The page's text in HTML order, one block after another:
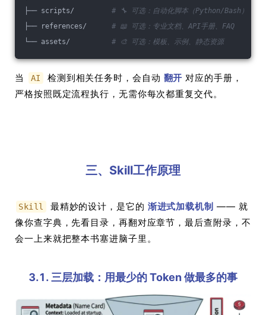
├── scripts/ # 🔧 可选：自动化脚本（Python/Bash）
├── references/ # 📖 可选：专业文档、API手册、FAQ
└── assets/ # 🎨 可选：模板、示例、静态资源
当 AI 检测到相关任务时，会自动 翻开 对应的手册，
严格按照既定流程执行，无需你每次都重复交代。
三、Skill工作原理
Skill 最精妙的设计，是它的 渐进式加载机制 —— 就
像你查字典，先看目录，再翻对应章节，最后查附录，不
会一上来就把整本书塞进脑子里。
3.1. 三层加载：用最少的 Token 做最多的事